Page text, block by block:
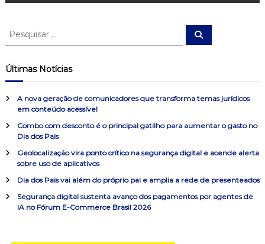
e
g
a
ç
ã
o
d
P
q
u
s
r
o
:
P
s
r
Últimas Notícias
A nova geração de comunicadores que transforma temas jurídicos
em conteúdo acessível
Combo com desconto é o principal gatilho para aumentar o gasto no
Dia dos Pais
Geolocalização vira ponto crítico na segurança digital e acende alerta
sobre uso de aplicativos
Dia dos Pais vai além do próprio pai e amplia a rede de presenteados
Segurança digital sustenta avanço dos pagamentos por agentes de
IA no Fórum E-Commerce Brasil 2026